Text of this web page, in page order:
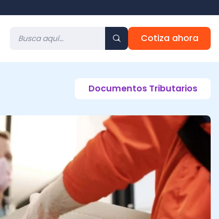
Cotiza ahora
Documentos Tributarios